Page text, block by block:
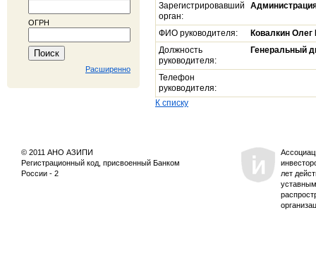
ОГРН
Расширенно
Зарегистрировавший
орган:
ФИО руководителя:
Ковалкин
Должность
руководителя:
Генеральный
Телефон
руководителя:
К списку
© 2011 АНО АЗИПИ
Регистрационный код, присвоенный Банком
России - 2
лет